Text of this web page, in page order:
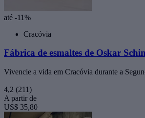
até -11%
Cracóvia
Fábrica de esmaltes de Oskar
Vivencie a vida em Cracóvia durante a
4,2 (211)
A partir de
US$ 35,80